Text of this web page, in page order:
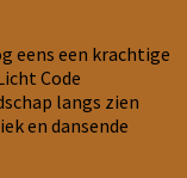
eens een krachtige
Code
langs zien
en dansende